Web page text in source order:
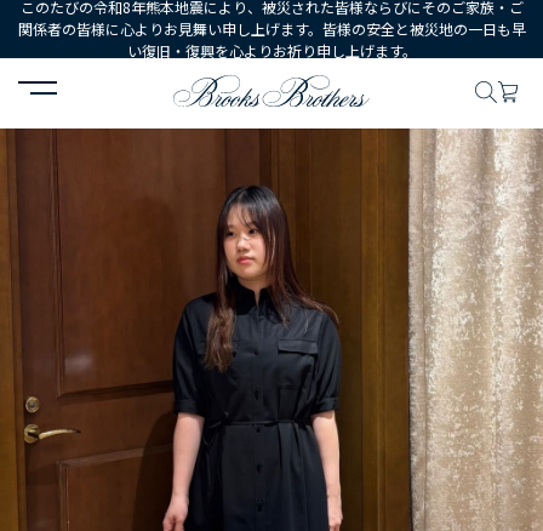
このたびの令和8年熊本地震により、被災された皆様ならびにそのご家族・ご
関係者の皆様に心よりお見舞い申し上げます。皆様の安全と被災地の一日も早
い復旧・復興を心よりお祈り申し上げます。
HOME コーディネート コーディネート詳細